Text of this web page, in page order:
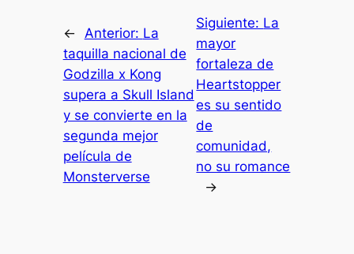
← Anterior: La
taquilla nacional de
Godzilla x Kong
supera a Skull Island
y se convierte en la
segunda mejor
película de
Monsterverse
Siguiente: La
mayor
fortaleza de
Heartstopper
es su sentido
de
comunidad,
no su romance
→